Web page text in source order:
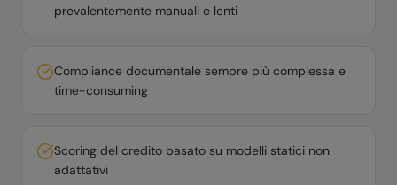
prevalentemente manuali e lenti
Compliance documentale sempre più complessa e
time-consuming
Scoring del credito basato su modelli statici non
adattativi